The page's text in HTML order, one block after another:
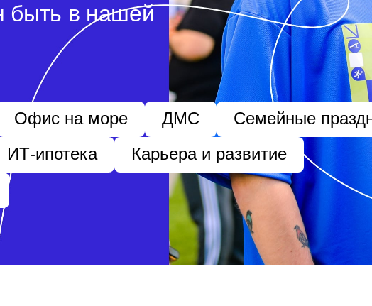
быть в нашей
Офис на море ДМС
Семейные
ИТ-ипотека
Карьера и развитие